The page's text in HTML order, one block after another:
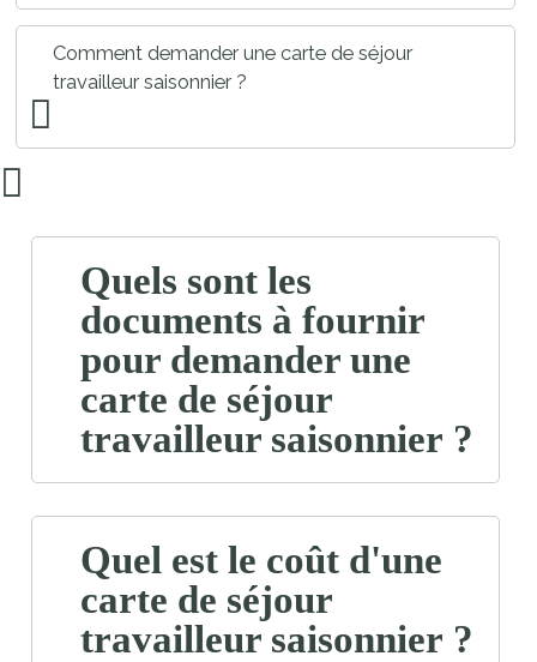
Comment demander une carte de séjour
travailleur saisonnier ?
Quels sont les
documents à fournir
pour demander une
carte de séjour
travailleur saisonnier ?
Quel est le coût d'une
carte de séjour
travailleur saisonnier ?